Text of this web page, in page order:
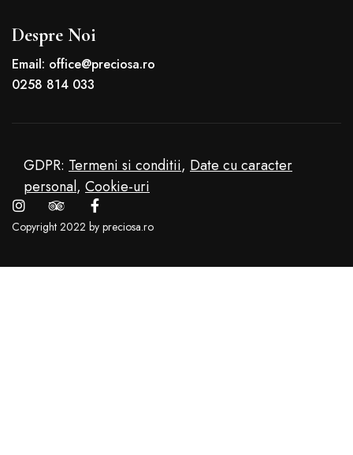
Despre Noi
Email: office@preciosa.ro
0258 814 033
Copyright 2022 by preciosa.ro
GDPR: Termeni si conditii, Date cu caracter
personal, Cookie-uri